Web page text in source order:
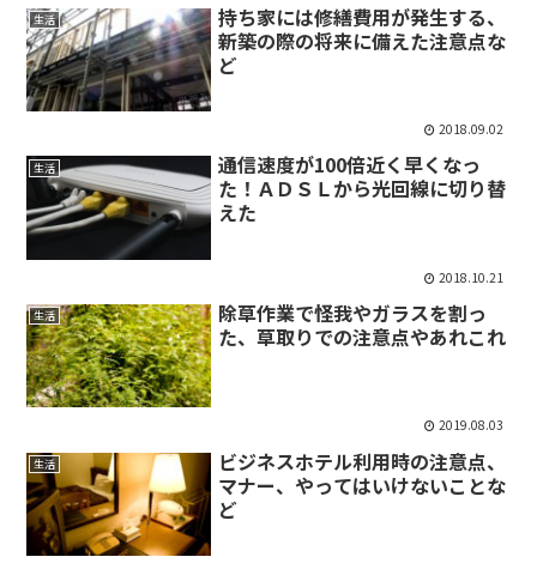
生活
持ち家には修繕費用が発生する、
新築の際の将来に備えた注意点な
ど
2018.09.02
生活
通信速度が100倍近く早くなっ
た！ＡＤＳＬから光回線に切り替
えた
2018.10.21
生活
除草作業で怪我やガラスを割っ
た、草取りでの注意点やあれこれ
2019.08.03
生活
ビジネスホテル利用時の注意点、
マナー、やってはいけないことな
ど